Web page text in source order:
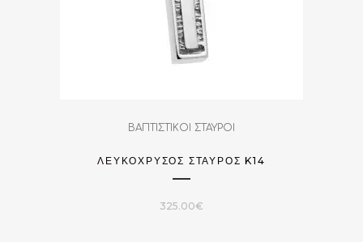
ΒΑΠΤΙΣΤΙΚΟΙ ΣΤΑΥΡΟΙ
ΛΕΥΚΟΧΡΥΣΟΣ ΣΤΑΥΡΟΣ K14
325.00€